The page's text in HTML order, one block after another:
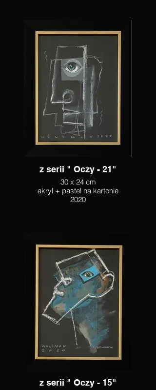
z serii " Oczy - 21"
30 x 24 cm
akryl + pastel na kartonie
2020
z serii " Oczy - 15"